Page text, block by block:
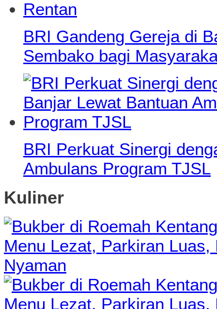
BRI Gandeng Gereja di
Sembako bagi
BRI Perkuat Sinergi
Ambulans Program TJSL
Kuliner